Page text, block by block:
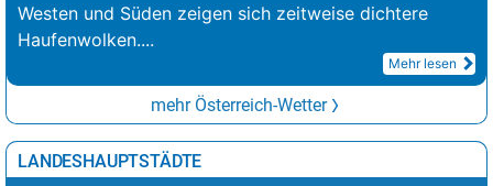
Westen und Süden zeigen sich zeitweise dichtere
Haufenwolken....
Mehr lesen
mehr Österreich-Wetter
LANDESHAUPTSTÄDTE